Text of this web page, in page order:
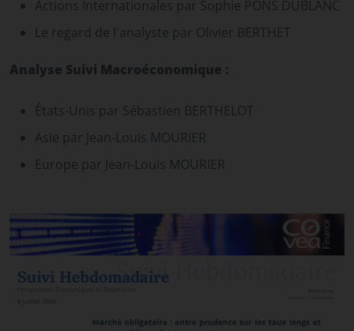
Actions Internationales par Sophie PONS DUBLANC
Le regard de l'analyste par Olivier BERTHET
Analyse Suivi Macroéconomique :
États-Unis par Sébastien BERTHELOT
Asie par Jean-Louis MOURIER
Europe par Jean-Louis MOURIER